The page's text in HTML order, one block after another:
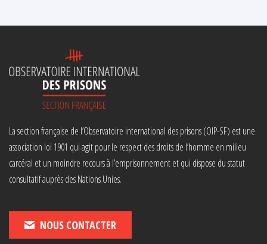
La section française de l’Observatoire international des prisons (OIP-SF) est une
association loi 1901 qui agit pour le respect des droits de l’homme en milieu
carcéral et un moindre recours à l’emprisonnement et qui dispose du statut
consultatif auprès des Nations Unies.
NOUS CONTACTER